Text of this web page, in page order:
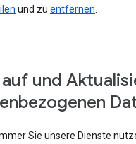
und zu entfernen.
und
Sie unsere Dienste